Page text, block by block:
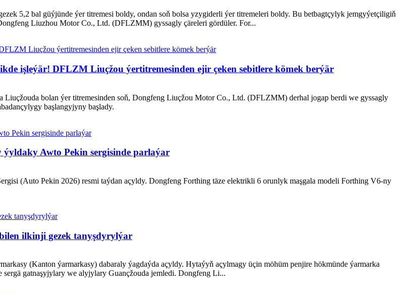
5,2 bal güýjünde ýer titremesi boldy, ondan soň bolsa yzygiderli ýer titremeleri boldy. Bu betbagtçylyk jemgyýetçiligiň
Liuzhou Motor Co., Ltd. (DFLZMM) gyssagly çäreleri gördüler. For...
işleýär! DFLZM Liuçžou ýertitremesinden ejir çeken sebitlere kömek berýär
bolan ýer titremesinden soň, Dongfeng Liuçžou Motor Co., Ltd. (DFLZMM) derhal jogap berdi we gyssagly
başlangyjyny başlady.
Awto Pekin sergisinde parlaýar
(Auto Pekin 2026) resmi taýdan açyldy. Dongfeng Forthing täze elektrikli 6 orunlyk maşgala modeli Forthing V6-ny
ilkinji gezek tanyşdyrylýar
(Kanton ýarmarkasy) dabaraly ýagdaýda açyldy. Hytaýyň açylmagy üçin möhüm penjire hökmünde ýarmarka
gatnaşyjylary we alyjylary Guançžouda jemledi. Dongfeng Li...